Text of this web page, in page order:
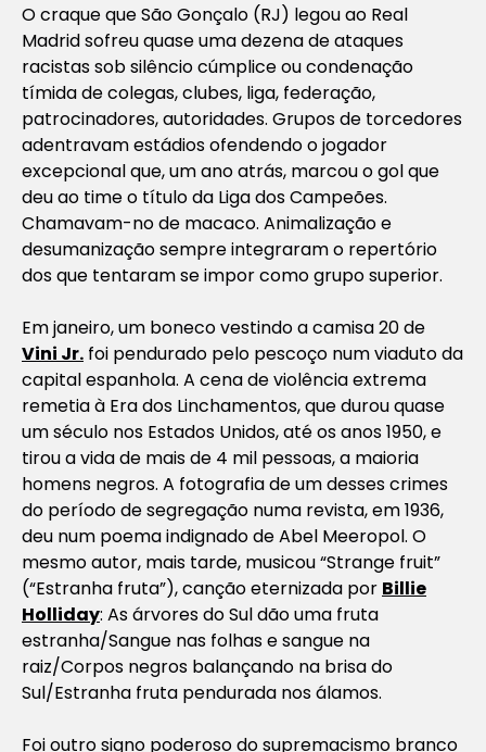
O craque que São Gonçalo (RJ) legou ao Real
Madrid sofreu quase uma dezena de ataques
racistas sob silêncio cúmplice ou condenação
tímida de colegas, clubes, liga, federação,
patrocinadores, autoridades. Grupos de torcedores
adentravam estádios ofendendo o jogador
excepcional que, um ano atrás, marcou o gol que
deu ao time o título da Liga dos Campeões.
Chamavam-no de macaco. Animalização e
desumanização sempre integraram o repertório
dos que tentaram se impor como grupo superior.
Em janeiro, um boneco vestindo a camisa 20 de
Vini Jr. foi pendurado pelo pescoço num viaduto da
capital espanhola. A cena de violência extrema
remetia à Era dos Linchamentos, que durou quase
um século nos Estados Unidos, até os anos 1950, e
tirou a vida de mais de 4 mil pessoas, a maioria
homens negros. A fotografia de um desses crimes
do período de segregação numa revista, em 1936,
deu num poema indignado de Abel Meeropol. O
mesmo autor, mais tarde, musicou “Strange fruit”
(“Estranha fruta”), canção eternizada por Billie
Holliday: As árvores do Sul dão uma fruta
estranha/Sangue nas folhas e sangue na
raiz/Corpos negros balançando na brisa do
Sul/Estranha fruta pendurada nos álamos.
Foi outro signo poderoso do supremacismo branco